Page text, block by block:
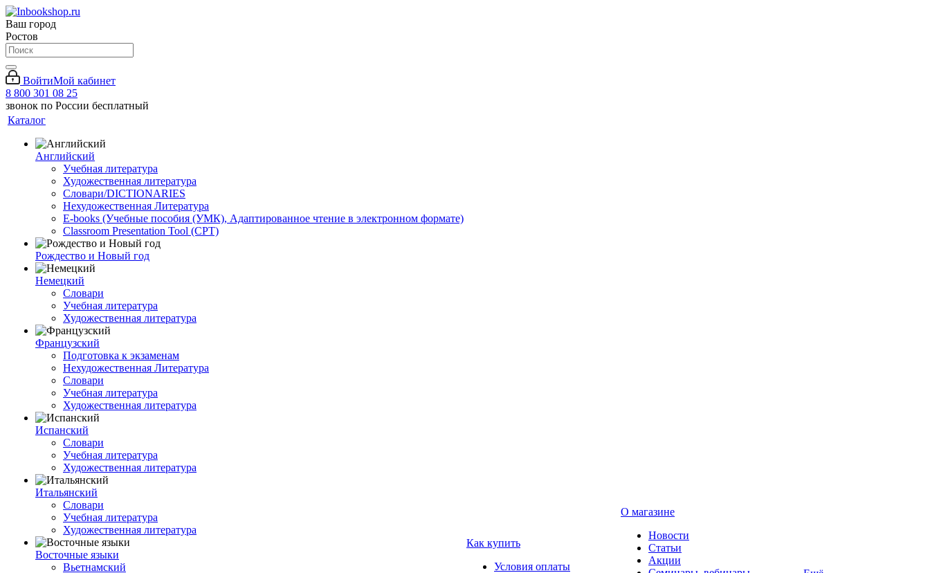
Ваш город
Ростов
ВойтиМой кабинет
8 800 301 08 25
звонок по России бесплатный
Каталог
Английский
Учебная литература
Художественная литература
Словари/DICTIONARIES
Нехудожественная Литература
E-books (Учебные пособия (УМК), Адаптированное чтение в электронном формате)
Classroom Presentation Tool (CPT)
Рождество и Новый год
Немецкий
Словари
Учебная литература
Художественная литература
Французский
Подготовка к экзаменам
Нехудожественная Литература
Словари
Учебная литература
Художественная литература
Испанский
Словари
Учебная литература
Художественная литература
Итальянский
Словари
Учебная литература
Художественная литература
Восточные языки
Вьетнамский
Как купить
Условия оплаты
О магазине
Новости
Статьи
Акции